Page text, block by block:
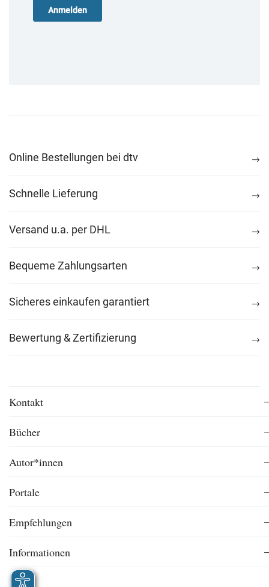
Online Bestellungen bei dtv
Schnelle Lieferung
Versand u.a. per DHL
Bequeme Zahlungsarten
Sicheres einkaufen garantiert
Bewertung & Zertifizierung
Kontakt
Bücher
Autor*innen
Portale
Empfehlungen
Informationen